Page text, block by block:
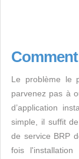
Le problème le
parvenez pas à
d’application
simple, il suffit
de service BRP
fois l'installation